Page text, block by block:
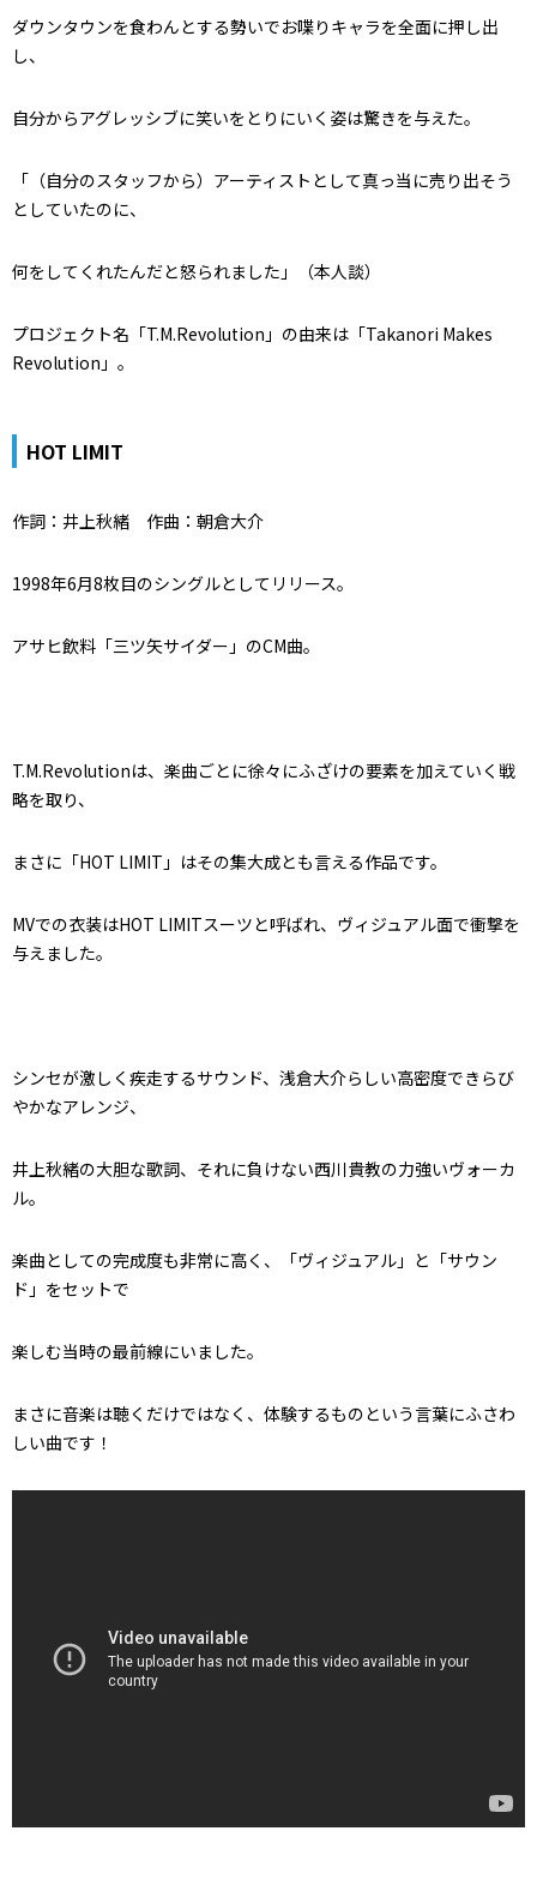
ダウンタウンを食わんとする勢いでお喋りキャラを全面に押し出
し、
自分からアグレッシブに笑いをとりにいく姿は驚きを与えた。
「（自分のスタッフから）アーティストとして真っ当に売り出そう
としていたのに、
何をしてくれたんだと怒られました」（本人談）
プロジェクト名「T.M.Revolution」の由来は「Takanori Makes
Revolution」。
HOT LIMIT
作詞：井上秋緒 作曲：朝倉大介
1998年6月8枚目のシングルとしてリリース。
アサヒ飲料「三ツ矢サイダー」のCM曲。
T.M.Revolutionは、楽曲ごとに徐々にふざけの要素を加えていく戦
略を取り、
まさに「HOT LIMIT」はその集大成とも言える作品です。
MVでの衣装はHOT LIMITスーツと呼ばれ、ヴィジュアル面で衝撃を
与えました。
シンセが激しく疾走するサウンド、浅倉大介らしい高密度できらび
やかなアレンジ、
井上秋緒の大胆な歌詞、それに負けない西川貴教の力強いヴォーカ
ル。
楽曲としての完成度も非常に高く、「ヴィジュアル」と「サウン
ド」をセットで
楽しむ当時の最前線にいました。
まさに音楽は聴くだけではなく、体験するものという言葉にふさわ
しい曲です！